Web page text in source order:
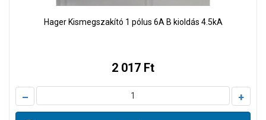
Hager Kismegszakító 1 pólus 6A B kioldás 4.5kA
2 017 Ft
– +